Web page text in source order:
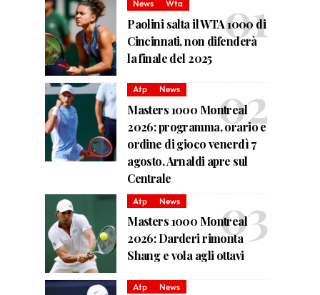
News Wta
Paolini salta il WTA 1000 di
Cincinnati, non difenderà
la finale del 2025
Atp News
Masters 1000 Montreal
2026: programma, orario e
ordine di gioco venerdì 7
agosto. Arnaldi apre sul
Centrale
Atp News
Masters 1000 Montreal
2026: Darderi rimonta
Shang e vola agli ottavi
Atp News